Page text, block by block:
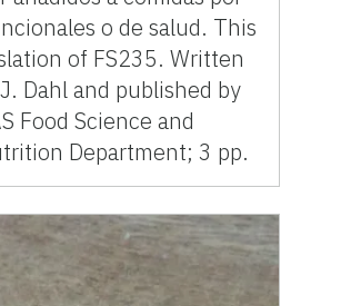
o de salud. This
of FS235. Written
Dahl and published by
Food Science and
Department; 3 pp.